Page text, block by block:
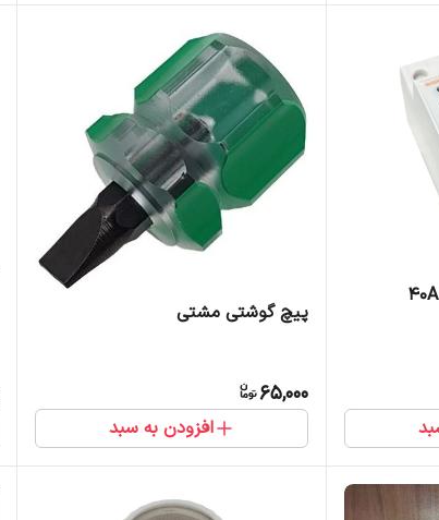
پیچ گوشتی مشتی
65,000
افزودن به سبد